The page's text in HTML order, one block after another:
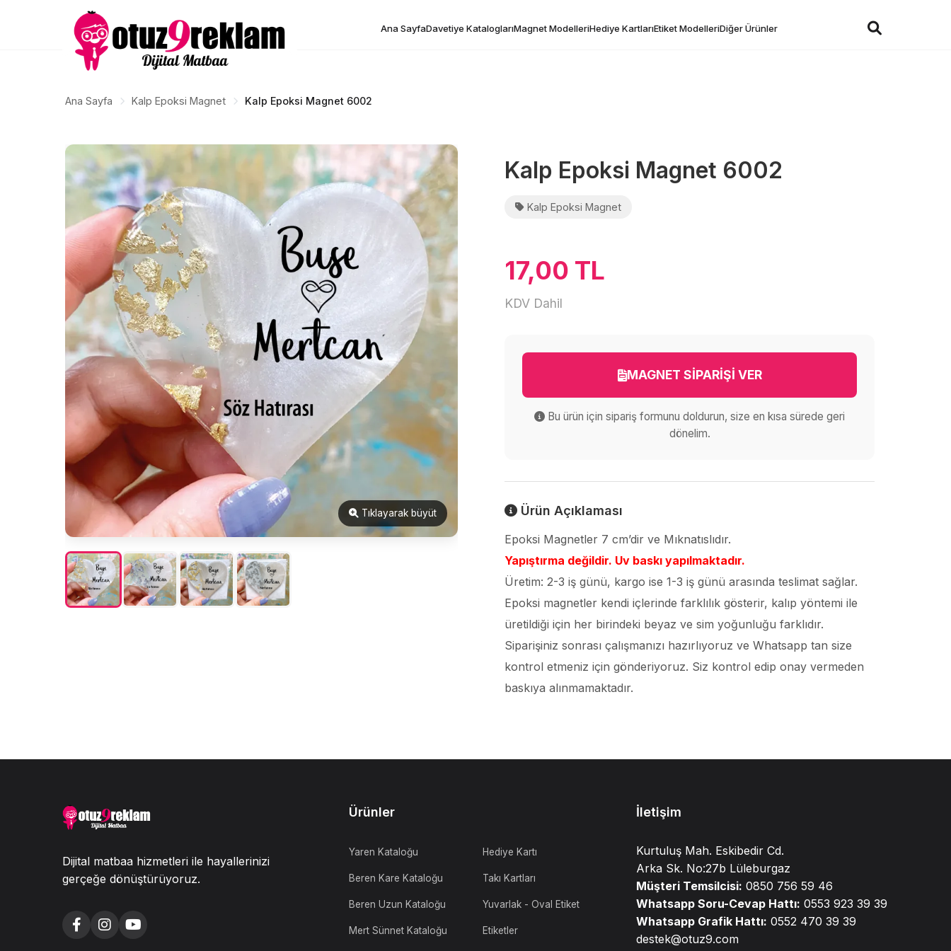
Ana SayfaDavetiye KataloglarıMagnet ModelleriHediye KartlarıEtiket ModelleriDiğer Ürünler
Ana Sayfa Kalp Epoksi Magnet Kalp Epoksi Magnet 6002
Tıklayarak büyüt
Kalp Epoksi Magnet 6002
Kalp Epoksi Magnet
17,00 TL
KDV Dahil
MAGNET SİPARİŞİ VER
Bu ürün için sipariş formunu doldurun, size en kısa sürede geri
dönelim.
Ürün Açıklaması
Epoksi Magnetler 7 cm’dir ve Mıknatıslıdır.
Yapıştırma değildir. Uv baskı yapılmaktadır.
Üretim: 2-3 iş günü, kargo ise 1-3 iş günü arasında teslimat sağlar.
Epoksi magnetler kendi içlerinde farklılık gösterir, kalıp yöntemi ile
üretildiği için her birindeki beyaz ve sim yoğunluğu farklıdır.
Siparişiniz sonrası çalışmanızı hazırlıyoruz ve Whatsapp tan size
kontrol etmeniz için gönderiyoruz. Siz kontrol edip onay vermeden
baskıya alınmamaktadır.
Dijital matbaa hizmetleri ile hayallerinizi
gerçeğe dönüştürüyoruz.
Ürünler
Yaren Kataloğu
Beren Kare Kataloğu
Beren Uzun Kataloğu
Mert Sünnet Kataloğu
Hediye Kartı
Takı Kartları
Yuvarlak - Oval Etiket
Etiketler
İletişim
Kurtuluş Mah. Eskibedir Cd.
Arka Sk. No:27b Lüleburgaz
Müşteri Temsilcisi: 0850 756 59 46
Whatsapp Soru-Cevap Hattı: 0553 923 39 39
Whatsapp Grafik Hattı: 0552 470 39 39
destek@otuz9.com